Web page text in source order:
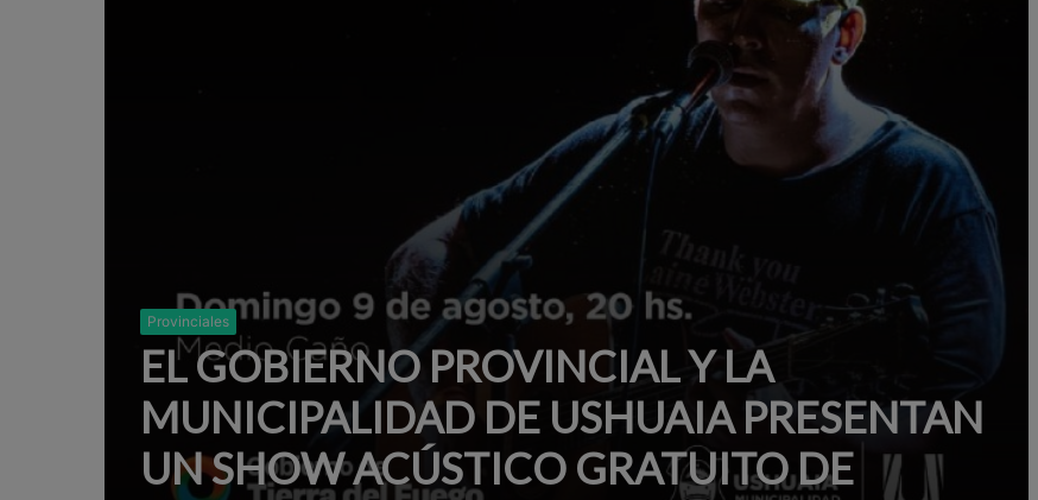
Provinciales
EL GOBIERNO PROVINCIAL Y LA
MUNICIPALIDAD DE USHUAIA PRESENTAN
UN SHOW ACÚSTICO GRATUITO DE